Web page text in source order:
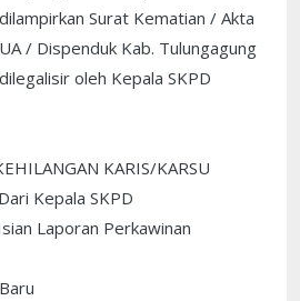
Surat Kematian / Akta
/ Dispenduk Kab. Tulungagung
oleh Kepala SKPD
KARIS/KARSU
Kepala SKPD
Laporan Perkawinan